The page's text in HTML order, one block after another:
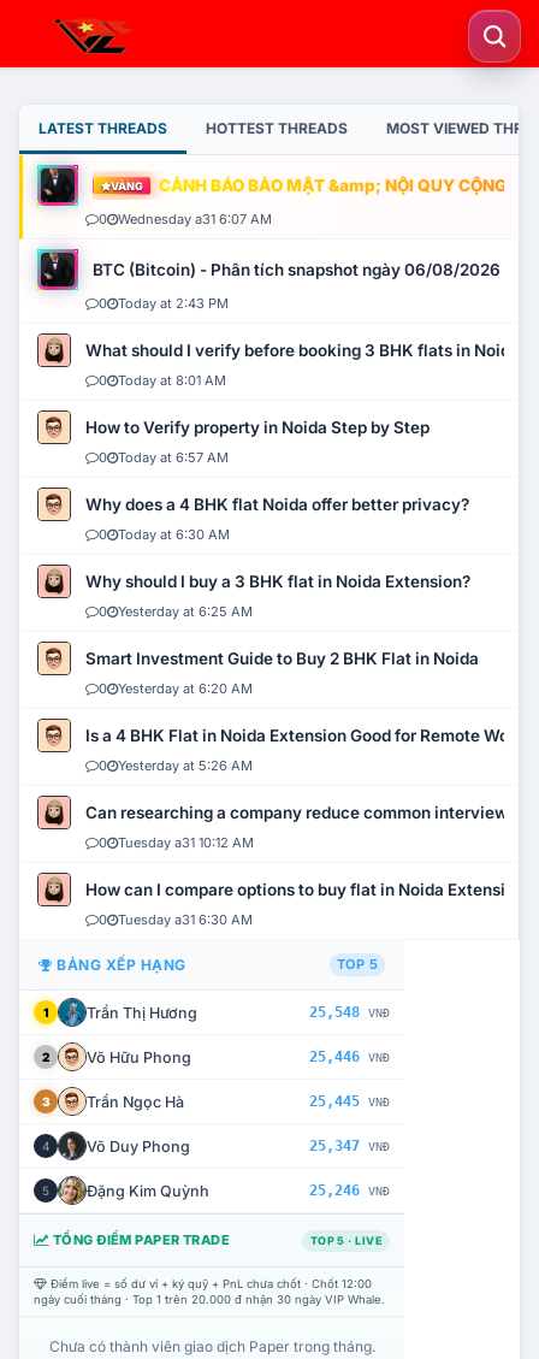
LATEST THREADS HOTTEST THREADS MOST VIEWED
VÀNG CẢNH BÁO BẢO MẬT &amp; NỘI QUY CỘNG
0 Wednesday a31 6:07 AM
BTC (Bitcoin) - Phân tích snapshot ngày 06/08/2026
0 Today at 2:43 PM
What should I verify before booking 3 BHK flats in Noida?
0 Today at 8:01 AM
How to Verify property in Noida Step by Step
0 Today at 6:57 AM
Why does a 4 BHK flat Noida offer better privacy?
0 Today at 6:30 AM
Why should I buy a 3 BHK flat in Noida Extension?
0 Yesterday at 6:25 AM
Smart Investment Guide to Buy 2 BHK Flat in Noida
0 Yesterday at 6:20 AM
Is a 4 BHK Flat in Noida Extension Good for Remote Work?
0 Yesterday at 5:26 AM
Can researching a company reduce common interview
0 Tuesday a31 10:12 AM
How can I compare options to buy flat in Noida Extension?
0 Tuesday a31 6:30 AM
BẢNG XẾP HẠNG TOP 5
1 Trần Thị Hương 25,548 VNĐ
2 Võ Hữu Phong 25,446 VNĐ
3 Trần Ngọc Hà 25,445 VNĐ
4 Võ Duy Phong 25,347 VNĐ
5 Đặng Kim Quỳnh 25,246 VNĐ
TỔNG ĐIỂM PAPER TRADE TOP 5 · LIVE
Điểm live = số dư ví + ký quỹ + PnL chưa chốt · Chốt 12:00
ngày cuối tháng · Top 1 trên 20.000 đ nhận 30 ngày VIP Whale.
Chưa có thành viên giao dịch Paper trong tháng.